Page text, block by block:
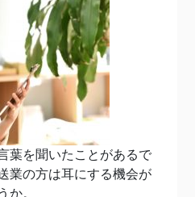
葉を聞いたことがあるで
業の方は耳にする機会が
か。